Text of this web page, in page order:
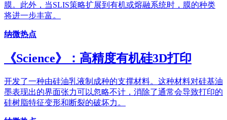
膜。此外，当SLIS策略扩展到有机或熔融系统时，膜的种类
将进一步丰富。
纳微热点
《Science》：高精度有机硅3D打印
开发了一种由硅油乳液制成种的支撑材料。这种材料对硅基油
墨表现出的界面张力可以忽略不计，消除了通常会导致打印的
硅树脂特征变形和断裂的破坏力。